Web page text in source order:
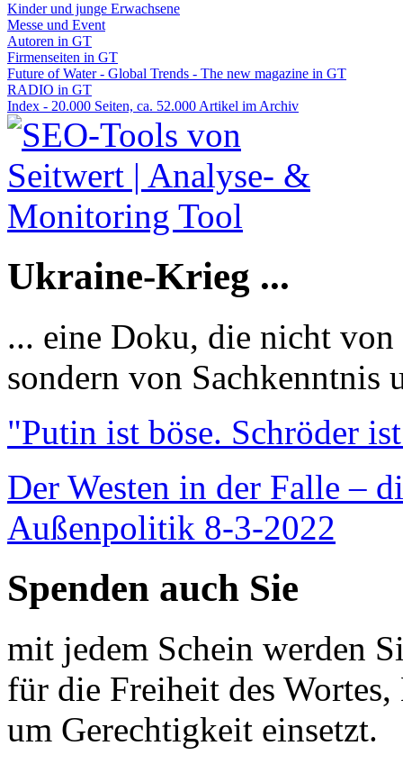
Kinder und junge Erwachsene
Messe und Event
Autoren in GT
Firmenseiten in GT
Future of Water - Global Trends - The new magazine in GT
RADIO in GT
Index - 20.000 Seiten, ca. 52.000 Artikel im Archiv
Ukraine-Krieg ...
... eine Doku, die nicht
sondern von Sachkenntnis
"Putin ist böse. Schröder
Der Westen in der Falle –
Außenpolitik 8-3-2022
Spenden auch Sie
mit jedem Schein werden
für die Freiheit des
um Gerechtigkeit einsetzt.